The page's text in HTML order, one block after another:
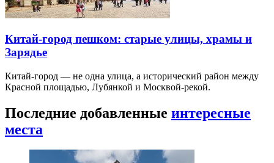
Китай-город пешком: старые улицы, храмы и
Зарядье
Китай-город — не одна улица, а исторический район между
Красной площадью, Лубянкой и Москвой-рекой.
Последние добавленные интересные
места